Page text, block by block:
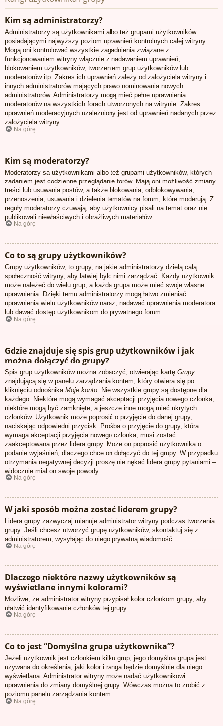
Kim są administratorzy?
Administratorzy są użytkownikami albo też grupami użytkowników
posiadającymi najwyższy poziom uprawnień kontrolnych całej witryny.
Mogą oni kontrolować wszystkie zagadnienia związane z
funkcjonowaniem witryny włącznie z nadawaniem uprawnień,
blokowaniem użytkowników, tworzeniem grup użytkowników lub
moderatorów itp. Zakres ich uprawnień zależy od założyciela witryny i
innych administratorów mających prawo nominowania nowych
administratorów. Administratorzy mogą mieć pełne uprawnienia
moderatorów na wszystkich forach utworzonych na witrynie. Zakres
uprawnień moderacyjnych uzależniony jest od uprawnień nadanych przez
założyciela witryny.
Na górę
Kim są moderatorzy?
Moderatorzy są użytkownikami albo też grupami użytkowników, których
zadaniem jest codzienne przeglądanie forów. Mają oni możliwość zmiany
treści lub usuwania postów, a także blokowania, odblokowywania,
przenoszenia, usuwania i dzielenia tematów na forum, które moderują. Z
reguły moderatorzy czuwają, aby użytkownicy pisali na temat oraz nie
publikowali niewłaściwych i obraźliwych materiałów.
Na górę
Co to są grupy użytkowników?
Grupy użytkowników, to grupy, na jakie administratorzy dzielą całą
społeczność witryny, aby łatwiej było nimi zarządzać. Każdy użytkownik
może należeć do wielu grup, a każda grupa może mieć swoje własne
uprawnienia. Dzięki temu administratorzy mogą łatwo zmieniać
uprawnienia wielu użytkowników naraz, nadawać uprawnienia moderatora
lub dawać dostęp użytkownikom do prywatnego forum.
Na górę
Gdzie znajduje się spis grup użytkowników i jak
można dołączyć do grupy?
Spis grup użytkowników można zobaczyć, otwierając kartę Grupy
znajdującą się w panelu zarządzania kontem, który otwiera się po
kliknięciu odnośnika Moje konto . Nie wszystkie grupy są dostępne dla
każdego. Niektóre mogą wymagać akceptacji przyjęcia nowego członka,
niektóre mogą być zamknięte, a jeszcze inne mogą mieć ukrytych
członków. Użytkownik może poprosić o przyjęcie do danej grupy,
naciskając odpowiedni przycisk. Prośba o przyjęcie do grupy, która
wymaga akceptacji przyjęcia nowego członka, musi zostać
zaakceptowana przez lidera grupy. Może on poprosić użytkownika o
podanie wyjaśnień, dlaczego chce on dołączyć do tej grupy. W przypadku
otrzymania negatywnej decyzji proszę nie nękać lidera grupy pytaniami –
widocznie miał on swoje powody.
Na górę
W jaki sposób można zostać liderem grupy?
Lidera grupy zazwyczaj mianuje administrator witryny podczas tworzenia
grupy. Jeśli chcesz utworzyć grupę użytkowników, skontaktuj się z
administratorem, wysyłając do niego prywatną wiadomość.
Na górę
Dlaczego niektóre nazwy użytkowników są
wyświetlane innymi kolorami?
Możliwe, że administrator witryny przypisał kolor członkom grupy, aby
ułatwić identyfikowanie członków tej grupy.
Na górę
Co to jest “Domyślna grupa użytkownika”?
Jeżeli użytkownik jest członkiem kilku grup, jego domyślna grupa jest
używana do określenia, jaki kolor i ranga będzie domyślnie dla niego
wyświetlana. Administrator witryny może nadać użytkownikowi
uprawnienia do zmiany domyślnej grupy. Wówczas można to zrobić z
poziomu panelu zarządzania kontem.
Na górę